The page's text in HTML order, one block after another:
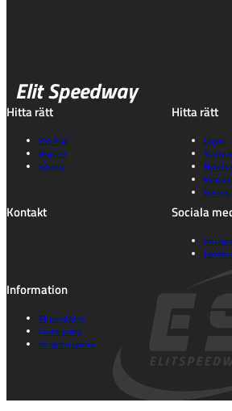
Elit Speedway
Hitta rätt
ESS Play
Biljetter
Schema
Hitta rätt
Lagen
Statistik
Om oss
Kontakt Sociala
Information
Tillgänglighet
Cookie policy
Integritetspolicy